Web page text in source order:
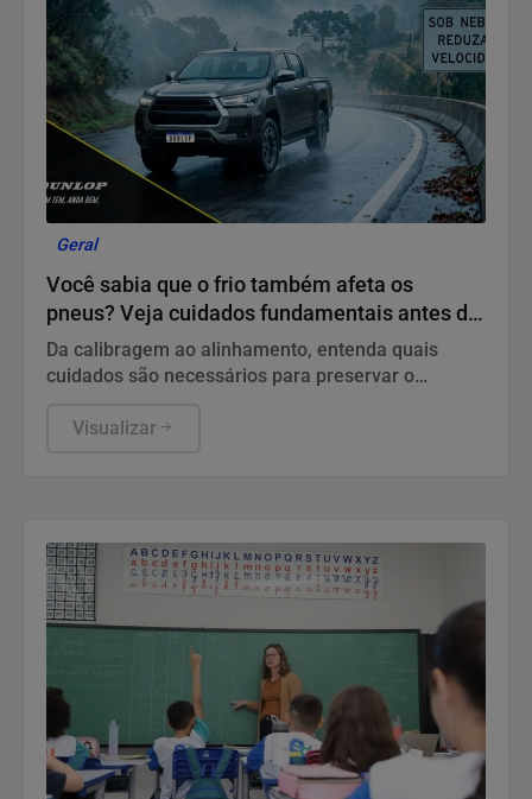
Geral
Você sabia que o frio também afeta os
pneus? Veja cuidados fundamentais antes de
pegar a estrada no inverno
Da calibragem ao alinhamento, entenda quais
cuidados são necessários para preservar o
Visualizar